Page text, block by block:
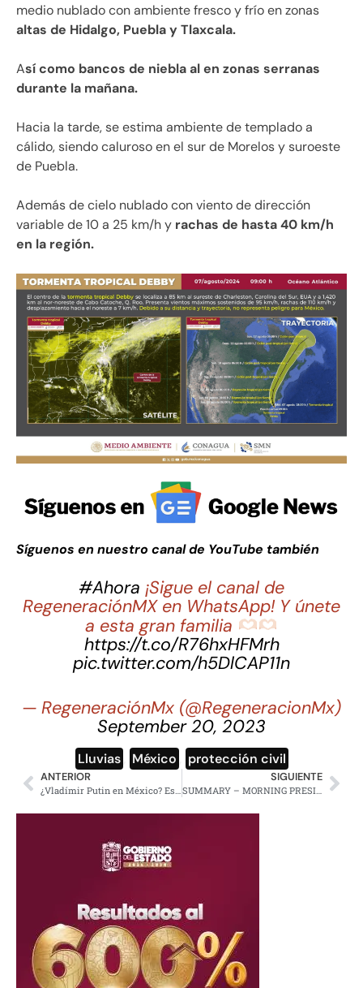
medio nublado con ambiente fresco y frío en zonas
altas de Hidalgo, Puebla y Tlaxcala.
Así como bancos de niebla al en zonas serranas
durante la mañana.
Hacia la tarde, se estima ambiente de templado a
cálido, siendo caluroso en el sur de Morelos y suroeste
de Puebla.
Además de cielo nublado con viento de dirección
variable de 10 a 25 km/h y rachas de hasta 40 km/h
en la región.
Síguenos en nuestro canal de YouTube también
#Ahora ¡Sigue el canal de
RegeneraciónMX en WhatsApp! Y únete
a esta gran familia
https://t.co/R76hxHFMrh
pic.twitter.com/h5DlCAP11n
— RegeneraciónMx (@RegeneracionMx)
September 20, 2023
Lluvias México protección civil
ANTERIOR
¿Vladímir Putin en México? Esto es lo que se sabe de la invitación hecha por Sheinbaum
SIGUIENTE
SUMMARY – MORNING PRESIDENTIAL PRESS CONFERENCE – WEDNESDAY, AUGUST 7, 2024